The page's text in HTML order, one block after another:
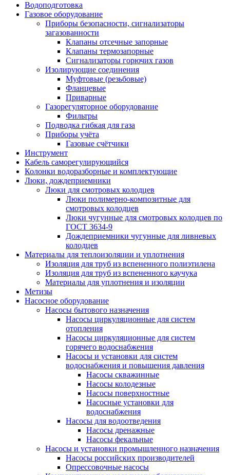
Водоподготовка
Газовое оборудование
Приборы безопасности, сигнализаторы
загазованности
Клапаны отсечные запорные
Клапаны термозапорные
Сигнализаторы горючих газов
Изолирующие соединения
Муфтовые (резьбовые)
Фланцевые
Приварные
Газорегуляторное оборудование
Фильтры
Подводка гибкая для газа
Приборы учёта
Газовые счётчики
Инструмент
Кабель саморегулирующийся
Колонки водоразборные и комплектующие
Люки, дождеприемники
Люки для смотровых колодцев
Люки полимерно-композитные для
смотровых колодцев
Люки чугунные для смотровых колодцев по
ГОСТ 3634-9
Дождеприемники чугунные для ливневых
колодцев
Материалы для теплоизоляции и уплотнения
Изоляция для труб из вспененного полиэтилена
Изоляция для труб из вспененного каучука
Материалы для уплотнения и изоляции
Метизы
Насосное оборудование
Насосы бытового назначения
Насосы циркуляционные для систем
отопления
Насосы циркуляционные для систем
горячего водоснабжения
Насосы и установки для систем
водоснабжения и повышения давления
Насосы скважинные
Насосы колодезные
Насосы поверхностные
Насосные установки для
водоснабжения
Насосы для водоотведения
Насосы дренажные
Насосы фекальные
Насосы и установки промышленного назначения
Насосы российских производителей
Опрессовочные насосы